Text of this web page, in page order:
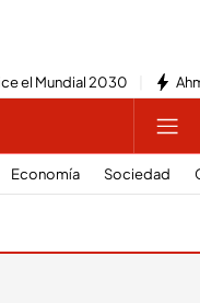
el Mundial 2030
Economía Sociedad